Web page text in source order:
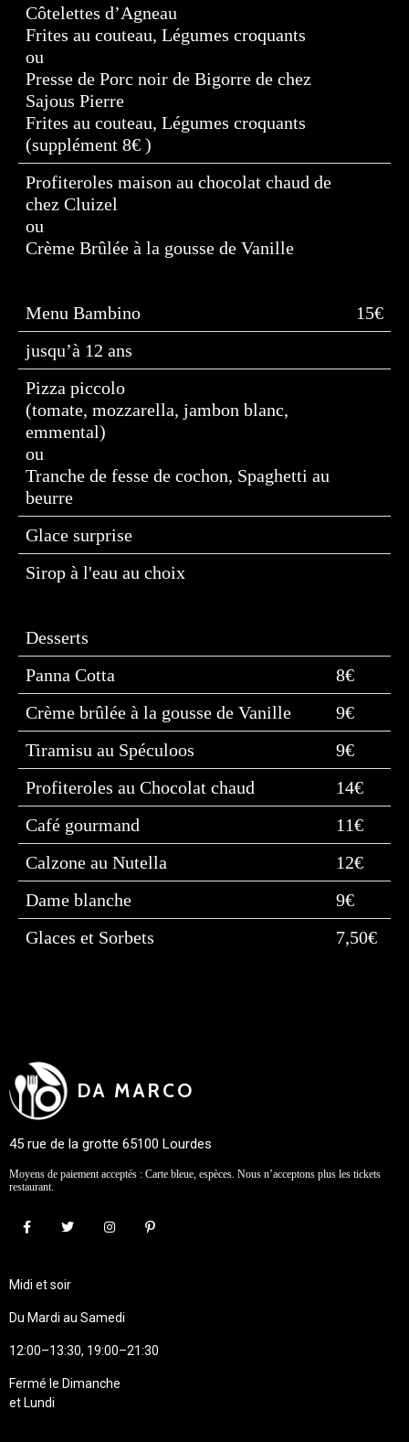
Côtelettes d’Agneau
Frites au couteau, Légumes croquants
ou
Presse de Porc noir de Bigorre de chez
Sajous Pierre
Frites au couteau, Légumes croquants
(supplément 8€ )
Profiteroles maison au chocolat chaud de
chez Cluizel
ou
Crème Brûlée à la gousse de Vanille
Menu Bambino
15€
jusqu’à 12 ans
Pizza piccolo
(tomate, mozzarella, jambon blanc,
emmental)
ou
Tranche de fesse de cochon, Spaghetti au
beurre
Glace surprise
Sirop à l'eau au choix
Desserts
Panna Cotta
8€
Crème brûlée à la gousse de Vanille
9€
Tiramisu au Spéculoos
9€
Profiteroles au Chocolat chaud
14€
Café gourmand
11€
Calzone au Nutella
12€
Dame blanche
9€
Glaces et Sorbets
7,50€
DA MARCO
45 rue de la grotte 65100 Lourdes
Moyens de paiement acceptés : Carte bleue, espèces. Nous n’acceptons plus les tickets
restaurant.
Midi et soir
Du Mardi au Samedi
12:00–13:30, 19:00–21:30
Fermé le Dimanche
et Lundi